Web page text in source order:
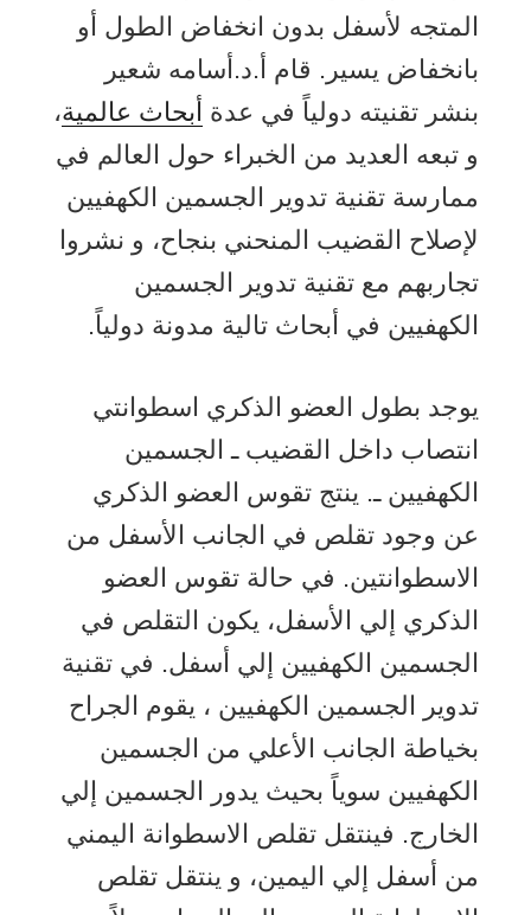
المتجه لأسفل بدون انخفاض الطول أو
بانخفاض يسير. قام أ.د.أسامه شعير
بنشر تقنيته دولياً في عدة أبحاث عالمية،
و تبعه العديد من الخبراء حول العالم في
ممارسة تقنية تدوير الجسمين الكهفيين
لإصلاح القضيب المنحني بنجاح، و نشروا
تجاربهم مع تقنية تدوير الجسمين
الكهفيين في أبحاث تالية مدونة دولياً.
يوجد بطول العضو الذكري اسطوانتي
انتصاب داخل القضيب ـ الجسمين
الكهفيين ـ. ينتج تقوس العضو الذكري
عن وجود تقلص في الجانب الأسفل من
الاسطوانتين. في حالة تقوس العضو
الذكري إلي الأسفل، يكون التقلص في
الجسمين الكهفيين إلي أسفل. في تقنية
تدوير الجسمين الكهفيين ، يقوم الجراح
بخياطة الجانب الأعلي من الجسمين
الكهفيين سوياً بحيث يدور الجسمين إلي
الخارج. فينتقل تقلص الاسطوانة اليمني
من أسفل إلي اليمين، و ينتقل تقلص